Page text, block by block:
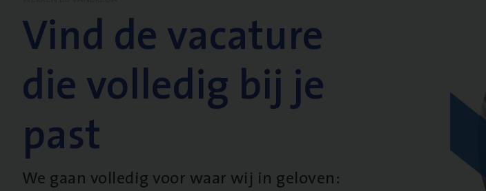
Vind de vacature
die volledig bij je
past
We gaan volledig voor waar wij in geloven: